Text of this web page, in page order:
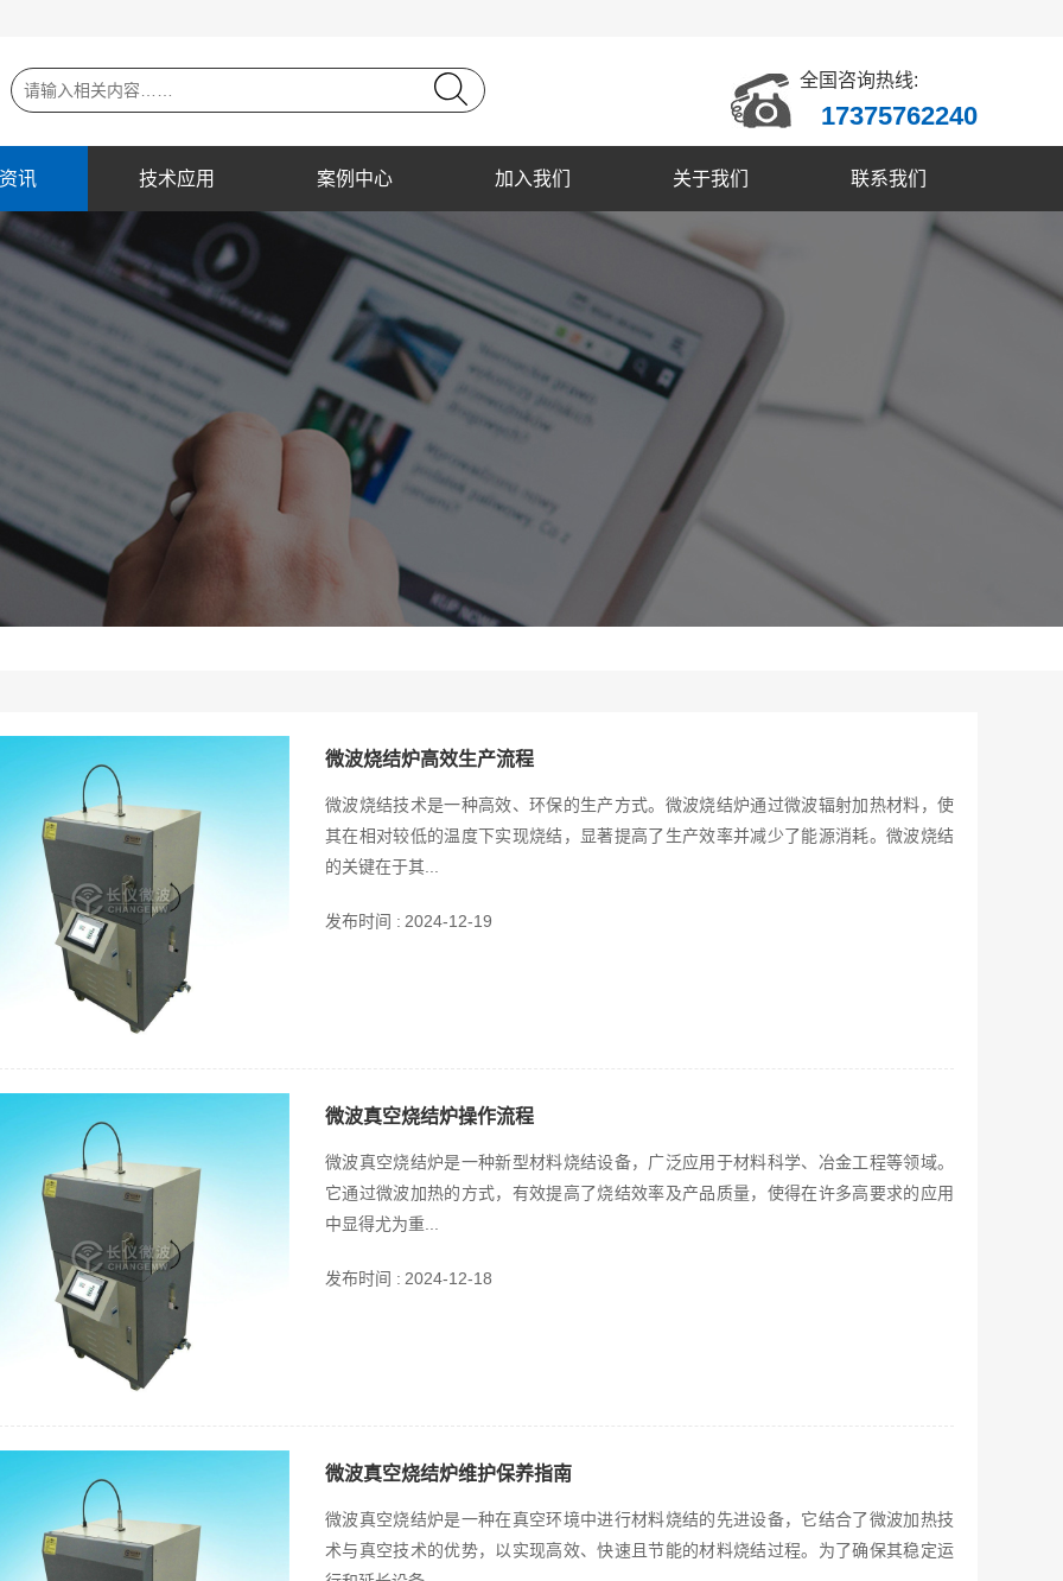
全国咨询热线:
17375762240
讯 技术应用 案例中心 加入我们 关于我们 联系我们
微波烧结炉高效生产流程
微波烧结技术是一种高效、环保的生产方式。微波烧结炉通过微波辐射加热材料，使
其在相对较低的温度下实现烧结，显著提高了生产效率并减少了能源消耗。微波烧结
的关键在于其...
发布时间 : 2024-12-19
微波真空烧结炉操作流程
微波真空烧结炉是一种新型材料烧结设备，广泛应用于材料科学、冶金工程等领域。
它通过微波加热的方式，有效提高了烧结效率及产品质量，使得在许多高要求的应用
中显得尤为重...
发布时间 : 2024-12-18
微波真空烧结炉维护保养指南
微波真空烧结炉是一种在真空环境中进行材料烧结的先进设备，它结合了微波加热技
术与真空技术的优势，以实现高效、快速且节能的材料烧结过程。为了确保其稳定运